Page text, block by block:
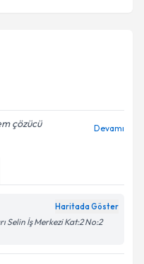
çözücü
Selin İş Merkezi Kat:2 No:2